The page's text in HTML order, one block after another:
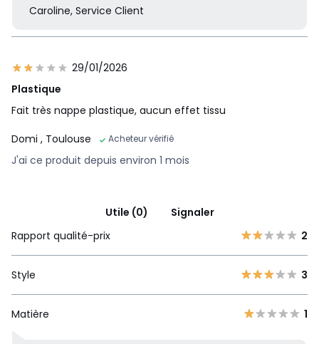
Caroline, Service Client
29/01/2026
Plastique
Fait très nappe plastique, aucun effet tissu
Domi , Toulouse Acheteur vérifié
J'ai ce produit depuis environ 1 mois
Utile (0)
Signaler
Rapport qualité-prix
2
Style 3
Matière 1